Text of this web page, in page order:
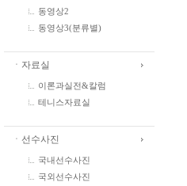
동영상2
동영상3(분류별)
ㆍ자료실
이론과실전&칼럼
테니스자료실
ㆍ선수사진
국내선수사진
국외선수사진